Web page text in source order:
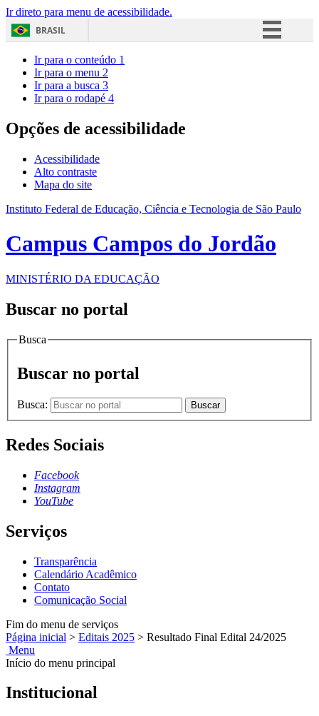
Ir direto para menu de acessibilidade.
BRASIL
Acesso à informação
Ir para o conteúdo 1
Ir para o menu 2
Ir para a busca 3
Ir para o rodapé 4
Opções de acessibilidade
Acessibilidade
Alto contraste
Mapa do site
Instituto Federal de Educação, Ciência e Tecnologia de São Paulo
Campus Campos do Jordão
MINISTÉRIO DA EDUCAÇÃO
Buscar no portal
Busca
Buscar no portal
Busca: Buscar
Redes Sociais
Facebook
Instagram
YouTube
Serviços
Transparência
Calendário Acadêmico
Contato
Comunicação Social
Fim do menu de serviços
Página inicial > Editais 2025 > Resultado Final Edital 24/2025
Menu
Início do menu principal
Institucional